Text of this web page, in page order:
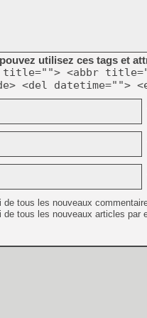
utilisez ces tags et
<abbr
<del datetime="">
de tous les nouveaux
de tous les nouveaux articles par